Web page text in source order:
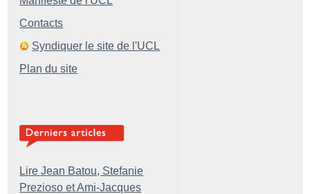
Contacts
Syndiquer le site de l'UCL
Plan du site
Lire Jean Batou, Stefanie
Prezioso et Ami-Jacques